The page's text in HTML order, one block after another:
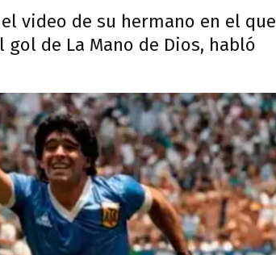
video de su hermano en el que
de La Mano de Dios, habló